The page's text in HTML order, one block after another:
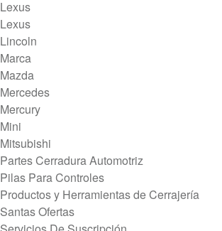
Lexus
Lexus
Lincoln
Marca
Mazda
Mercedes
Mercury
Mini
Mitsubishi
Partes Cerradura Automotriz
Pilas Para Controles
Productos y Herramientas de Cerrajería
Santas Ofertas